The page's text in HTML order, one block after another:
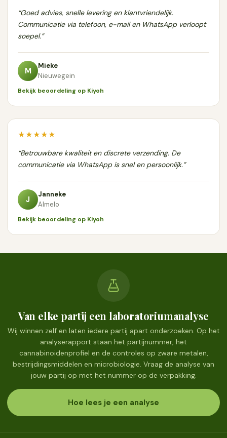
“Goed advies, snelle levering en klantvriendelijk.
Communicatie via telefoon, e-mail en WhatsApp verloopt
soepel.”
M
Mieke
Nieuwegein
Bekijk beoordeling op Kiyoh
★★★★★
“Betrouwbare kwaliteit en discrete verzending. De
communicatie via WhatsApp is snel en persoonlijk.”
J
Janneke
Almelo
Bekijk beoordeling op Kiyoh
Van elke partij een laboratoriumanalyse
Wij winnen zelf en laten iedere partij apart onderzoeken. Op het
analyserapport staan het partijnummer, het
cannabinoidenprofiel en de controles op zware metalen,
bestrijdingsmiddelen en microbiologie. Vraag de analyse van
jouw partij op met het nummer op de verpakking.
Hoe lees je een analyse